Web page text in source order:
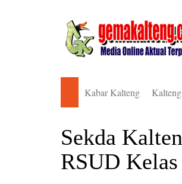
Kabar Kalteng
Pemkab Barito Timur
Pemkab Barito Utara
Sekda
RSUD